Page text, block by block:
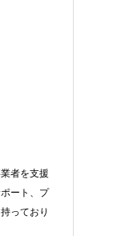
者を支援
ート、プ
っており